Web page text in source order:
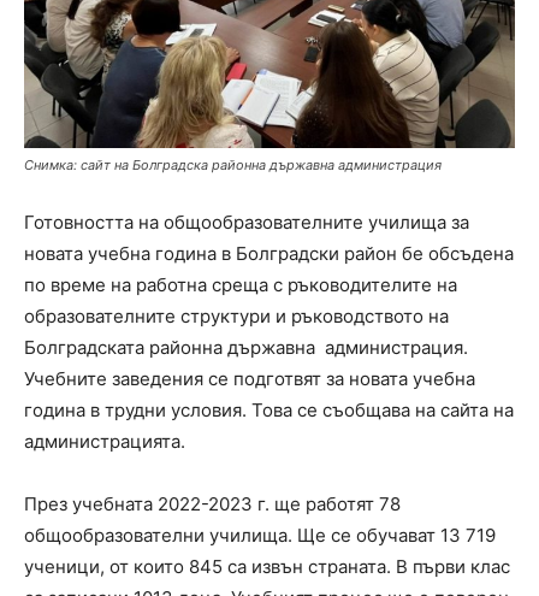
Снимка: сайт на Болградска районна държавна администрация
Готовността на общообразователните училища за
новата учебна година в Болградски район бе обсъдена
по време на работна среща с ръководителите на
образователните структури и ръководството на
Болградската районна държавна администрация.
Учебните заведения се подготвят за новата учебна
година в трудни условия. Това се съобщава на сайта на
администрацията.
През учебната 2022-2023 г. ще работят 78
общообразователни училища. Ще се обучават 13 719
ученици, от които 845 са извън страната. В първи клас